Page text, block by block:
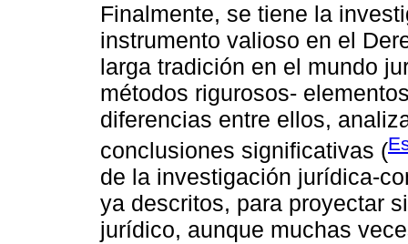
Finalmente, se tiene la
instrumento valioso en el
larga tradición en el mundo
métodos rigurosos-
diferencias entre ellos,
conclusiones significativas (
de la investigación jurídica-
ya descritos, para proyectar
jurídico, aunque muchas